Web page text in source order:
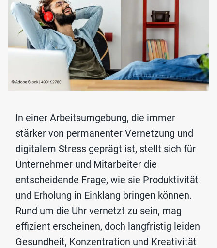
In einer Arbeitsumgebung, die immer
stärker von permanenter Vernetzung und
digitalem Stress geprägt ist, stellt sich für
Unternehmer und Mitarbeiter die
entscheidende Frage, wie sie Produktivität
und Erholung in Einklang bringen können.
Rund um die Uhr vernetzt zu sein, mag
effizient erscheinen, doch langfristig leiden
Gesundheit, Konzentration und Kreativität